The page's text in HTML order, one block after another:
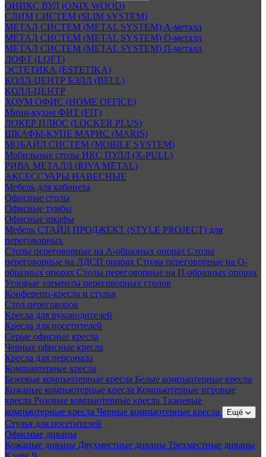
ОНИКС ВУД (ONIX WOOD)
СЛИМ СИСТЕМ (SLIM SYSTEM)
МЕТАЛ СИСТЕМ (METAL SYSTEM) А-металл
МЕТАЛ СИСТЕМ (METAL SYSTEM) О-металл
МЕТАЛ СИСТЕМ (METAL SYSTEM) П-металл
ЛОФТ (LOFT)
ЭСТЕТИКА (ESTETIKA)
КОЛЛ-ЦЕНТР БЭЛЛ (BELL)
КОЛЛ-ЦЕНТР
ХОУМ ОФИС (HOME OFFICE)
Мини-кухня ФИТ (FIT)
ЛОКЕР ПЛЮС (LOCKER PLUS)
ШКАФЫ-КУПЕ МАРИС (MARIS)
МОБАЙЛ СИСТЕМ (MOBILE SYSTEM)
Мобильные столы ИКС ПУЛЛ (X-PULL)
РИВА МЕТАЛЛ (RIVA METAL)
АКСЕССУАРЫ НАВЕСНЫЕ
Мебель для кабинета
Офисные столы
Офисные тумбы
Офисные шкафы
Мебель СТАЙЛ ПРОДЖЕКТ (STYLE PROJECT) для
переговорных
Столы переговорные на А-образных опорах Столы
переговорные на ЛДСП опорах Столы переговорные на О-
образных опорах Столы переговорные на П-образных опорах
Угловые элементы переговорных столов
Конференц-кресла и стулья
Стол переговоров
Кресла для руководителей
Кресла для посетителей
Серые офисные кресла
Черные офисные кресла
Кресла для персонала
Компьютерные кресла
Бежевые компьютерные кресла Белые компьютерные кресла
Кожаные компьютерные кресла Компьютерные игровые
кресла Розовые компьютерные кресла Тканевые
компьютерные кресла Черные компьютерные кресла Ещё
Стулья для посетителей
Офисные диваны
Кожаные диваны Двухместные диваны Трехместные диваны